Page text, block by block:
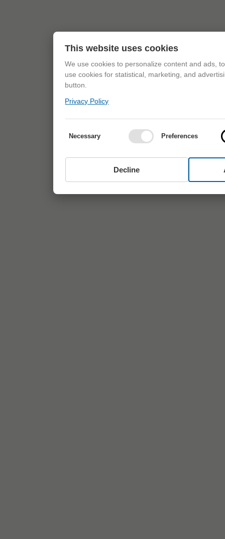
This website uses cookies
We use cookies to personalize content and ads,
use cookies for statistical, marketing, and
button.
Privacy Policy
Necessary Preferences
Decline